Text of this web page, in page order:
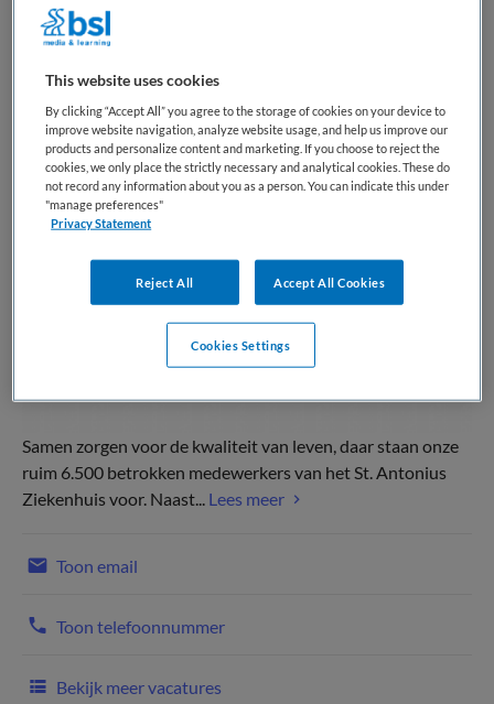
Ervaren
Vacature niet beschikbaar
Deze vacature Medium Care Verpleegkundige
(gediplomeerd) bij St. Antonius Ziekenhuis is niet meer
actueel. Hieronder staan enkele vergelijkbare vacatures die
voor u wellicht interessant zijn.
Samen zorgen voor de kwaliteit van leven, daar staan onze
ruim 6.500 betrokken medewerkers van het St. Antonius
Ziekenhuis voor. Naast... Lees meer
Toon email
Toon telefoonnummer
Bekijk meer vacatures
This website uses cookies
By clicking “Accept All” you agree to the storage of cookies on your device to
improve website navigation, analyze website usage, and help us improve our
products and personalize content and marketing. If you choose to reject the
cookies, we only place the strictly necessary and analytical cookies. These do
not record any information about you as a person. You can indicate this under
"manage preferences"
Privacy Statement
Reject All Accept All Cookies
Cookies Settings